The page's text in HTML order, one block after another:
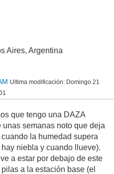
Aires, Argentina
Ultima modificación: Domingo 21
que tengo una DAZA
semanas noto que deja
la humedad supera
niebla y cuando llueve).
a estar por debajo de este
a la estación base (el